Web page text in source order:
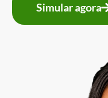
Simular agora